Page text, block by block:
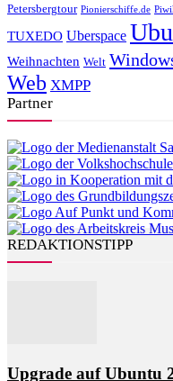
Petersbergtour Pionierschiffe.de
TUXEDO Uberspace
Weihnachten Welt
Web XMPP
Partner
REDAKTIONSTIPP
Upgrade auf Ubuntu